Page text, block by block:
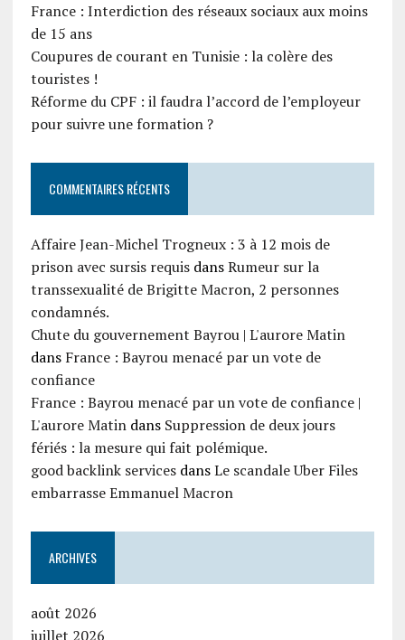
France : Interdiction des réseaux sociaux aux moins
de 15 ans
Coupures de courant en Tunisie : la colère des
touristes !
Réforme du CPF : il faudra l’accord de l’employeur
pour suivre une formation ?
COMMENTAIRES RÉCENTS
Affaire Jean-Michel Trogneux : 3 à 12 mois de
prison avec sursis requisdansRumeur sur la
transsexualité de Brigitte Macron, 2 personnes
condamnés.
Chute du gouvernement Bayrou | L'aurore Matin
dans France : Bayrou menacé par un vote de
confiance
France : Bayrou menacé par un vote de confiance |
L'aurore Matindans Suppression de deux jours
fériés : la mesure qui fait polémique.
good backlink servicesdansLe scandale Uber Files
embarrasse Emmanuel Macron
ARCHIVES
août 2026
juillet 2026